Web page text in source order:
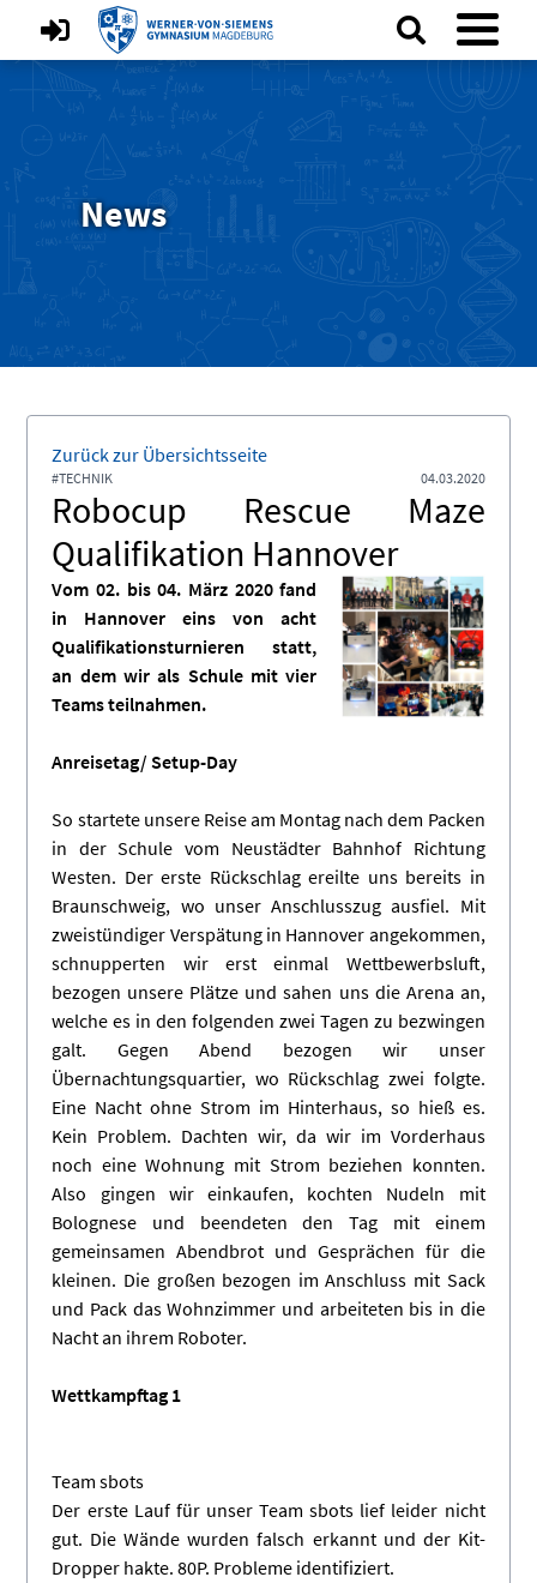
News
Zurück zur Übersichtsseite
#TECHNIK 04.03.2020
Robocup Rescue Maze
Qualifikation Hannover
Vom 02. bis 04. März 2020 fand
in Hannover eins von acht
Qualifikationsturnieren statt,
an dem wir als Schule mit vier
Teams teilnahmen.
Anreisetag/ Setup-Day
So startete unsere Reise am Montag nach dem Packen
in der Schule vom Neustädter Bahnhof Richtung
Westen. Der erste Rückschlag ereilte uns bereits in
Braunschweig, wo unser Anschlusszug ausfiel. Mit
zweistündiger Verspätung in Hannover angekommen,
schnupperten wir erst einmal Wettbewerbsluft,
bezogen unsere Plätze und sahen uns die Arena an,
welche es in den folgenden zwei Tagen zu bezwingen
galt. Gegen Abend bezogen wir unser
Übernachtungsquartier, wo Rückschlag zwei folgte.
Eine Nacht ohne Strom im Hinterhaus, so hieß es.
Kein Problem. Dachten wir, da wir im Vorderhaus
noch eine Wohnung mit Strom beziehen konnten.
Also gingen wir einkaufen, kochten Nudeln mit
Bolognese und beendeten den Tag mit einem
gemeinsamen Abendbrot und Gesprächen für die
kleinen. Die großen bezogen im Anschluss mit Sack
und Pack das Wohnzimmer und arbeiteten bis in die
Nacht an ihrem Roboter.
Wettkampftag 1
Team sbots
Der erste Lauf für unser Team sbots lief leider nicht
gut. Die Wände wurden falsch erkannt und der Kit-
Dropper hakte. 80P. Probleme identifiziert.